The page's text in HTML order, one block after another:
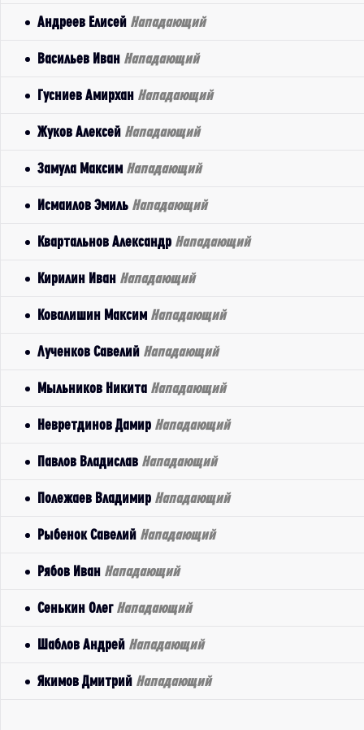
Андреев Елисей Нападающий
Васильев Иван Нападающий
Гусниев Амирхан Нападающий
Жуков Алексей Нападающий
Замула Максим Нападающий
Исмаилов Эмиль Нападающий
Квартальнов Александр Нападающий
Кирилин Иван Нападающий
Ковалишин Максим Нападающий
Лученков Савелий Нападающий
Мыльников Никита Нападающий
Невретдинов Дамир Нападающий
Павлов Владислав Нападающий
Полежаев Владимир Нападающий
Рыбенок Савелий Нападающий
Рябов Иван Нападающий
Сенькин Олег Нападающий
Шаблов Андрей Нападающий
Якимов Дмитрий Нападающий